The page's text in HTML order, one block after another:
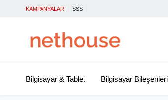
KAMPANYALAR SSS
Bilgisayar & Tablet Bilgisayar Bileşenleri